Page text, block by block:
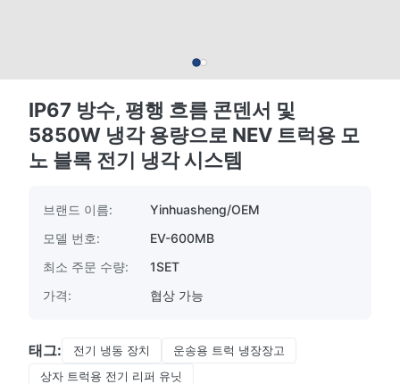
IP67 방수, 평행 흐름 콘덴서 및
5850W 냉각 용량으로 NEV 트럭용 모
노 블록 전기 냉각 시스템
브랜드 이름:
Yinhuasheng/OEM
모델 번호:
EV-600MB
최소 주문 수량:
1SET
가격:
협상 가능
태그: 전기 냉동 장치
운송용 트럭 냉장장고
상자 트럭용 전기 리퍼 유닛